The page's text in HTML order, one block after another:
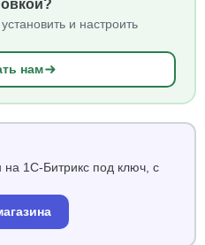
и настроить
нам
1С-Битрикс под ключ, с